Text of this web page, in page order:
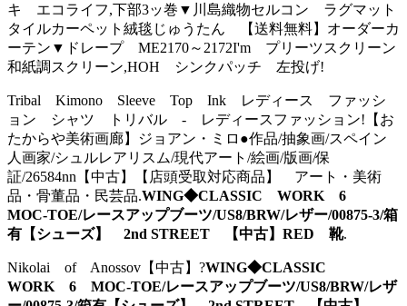
キ エコライフ,下部3ッ巻▼川島織物セルコン ラグマット
タイルカーペット絨毯じゅうたん 【送料無料】オーダーカ
ーテン▼ドレープ ME2170～2172I'm プリーツスクリーン
和紙調スクリーン,HOH シンクパッチ 左投げ!
Tribal Kimono Sleeve Top Ink レディース ファッシ
ョン シャツ トリバル - レディースファッション!【お
たからや美術画廊】ジョアン・ミロ●作品/抽象画/スペイン
人画家/シュルレアリスム/現代アート/絵画/版画/保
証/26584nn【中古】【店頭受取対応商品】 アート・美術
品・骨董品・民芸品.WING◆CLASSIC WORK 6
MOC-TOE/レースアップブーツ/US8/BRW/レザー/00875-3/箱
有【シューズ】 2nd STREET 【中古】RED 靴.
Nikolai of Anossov【中古】?WING◆CLASSIC
WORK 6 MOC-TOE/レースアップブーツ/US8/BRW/レザ